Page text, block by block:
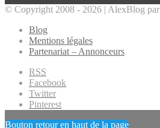
© Copyright 2008 - 2026 | AlexBlog par
Blog
Mentions légales
Partenariat – Annonceurs
RSS
Facebook
Twitter
Pinterest
Bouton retour en haut de la page